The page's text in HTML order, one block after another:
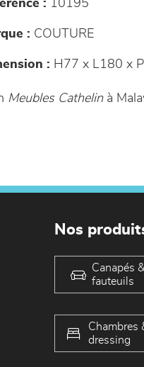
: 10195
: COUTURE
: H77 x L180 x
Meubles Cathelinà
Nos
Canapés &
fauteuils
Chambres
dressing